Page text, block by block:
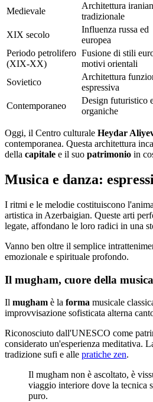
Medievale
Architettura
tradizionale
XIX secolo
Influenza russa ed
europea
Periodo petrolifero
(XIX-XX)
Fusione di stili
motivi orientali
Sovietico
Architettura
espressiva
Contemporaneo
Design futuristico
organiche
Oggi, il Centro culturale Heydar
contemporanea. Questa architettura
della capitale e il suo patrimonio in
Musica e danza:
I ritmi e le melodie costituiscono
artistica in Azerbaigian. Queste arti
legate, affondano le loro radici in una
Vanno ben oltre il semplice
emozionale e spirituale profondo.
Il mugham, cuore della
Il mugham è la forma musicale
improvvisazione sofisticata alterna
Riconosciuto dall'UNESCO come
considerato un'esperienza meditativa.
tradizione sufi e alle pratiche zen.
Il mugham non è ascoltato, è
viaggio interiore dove la tecnica
puro.